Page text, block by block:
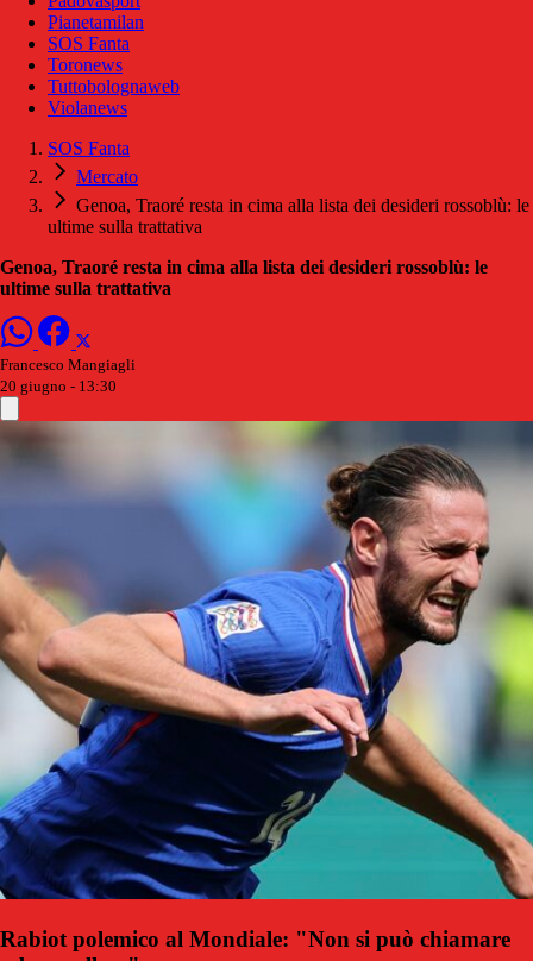
Pianetamilan
SOS Fanta
Toronews
Tuttobolognaweb
Violanews
SOS Fanta
Mercato
Genoa, Traoré resta in cima alla lista dei desideri rossoblù: le
ultime sulla trattativa
Genoa, Traoré resta in cima alla lista dei desideri rossoblù: le
ultime sulla trattativa
Francesco Mangiagli
20 giugno - 13:30
Rabiot polemico al Mondiale: "Non si può chiamare